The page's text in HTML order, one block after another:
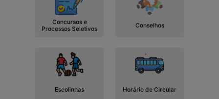
Concursos e
Processos Seletivos
Conselhos
Escolinhas Horário de Circular